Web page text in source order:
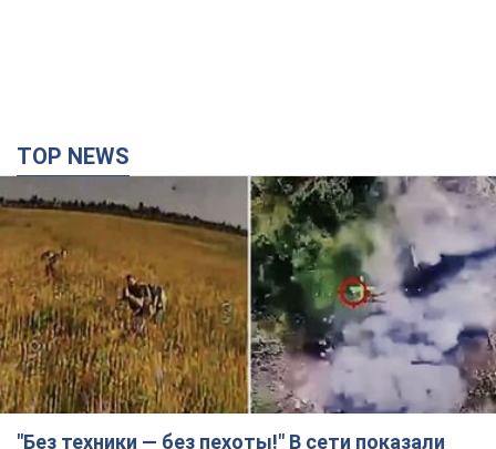
TOP NEWS
"Без техники — без пехоты!" В сети показали